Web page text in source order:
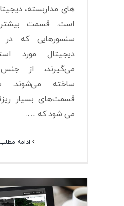
های مداربسته،
است. قسمت
سنسورهایی که در
دیجیتال مورد
می‌گیرند، از
ساخته می‌شوند.
قسمت‌های بسیار
می‌ شود که ….
ادامه مطلب